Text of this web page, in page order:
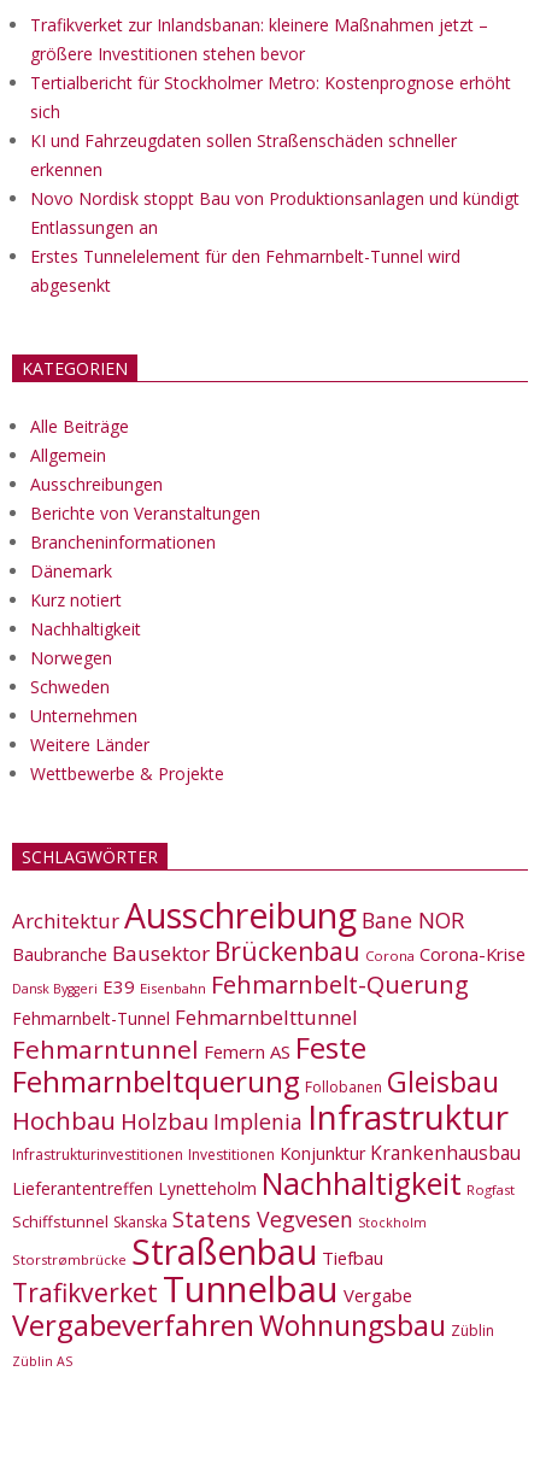
Trafikverket zur Inlandsbanan: kleinere Maßnahmen jetzt –
größere Investitionen stehen bevor
Tertialbericht für Stockholmer Metro: Kostenprognose erhöht
sich
KI und Fahrzeugdaten sollen Straßenschäden schneller
erkennen
Novo Nordisk stoppt Bau von Produktionsanlagen und kündigt
Entlassungen an
Erstes Tunnelelement für den Fehmarnbelt-Tunnel wird
abgesenkt
KATEGORIEN
Alle Beiträge
Allgemein
Ausschreibungen
Berichte von Veranstaltungen
Brancheninformationen
Dänemark
Kurz notiert
Nachhaltigkeit
Norwegen
Schweden
Unternehmen
Weitere Länder
Wettbewerbe & Projekte
SCHLAGWÖRTER
ArchitekturAusschreibung Bane NOR
Baubranche Bausektor Brückenbau Corona Corona-Krise
Dansk Byggeri E39 Eisenbahn Fehmarnbelt-Querung
Fehmarnbelt-Tunnel Fehmarnbelttunnel
Fehmarntunnel Femern AS Feste
Fehmarnbeltquerung Follobanen Gleisbau
Hochbau Holzbau Implenia Infrastruktur
Infrastrukturinvestitionen Investitionen Konjunktur Krankenhausbau
Lieferantentreffen Lynetteholm Nachhaltigkeit Rogfast
Schiffstunnel Skanska Statens Vegvesen Stockholm
Storstrømbrücke Straßenbau Tiefbau
Trafikverket Tunnelbau Vergabe
VergabeverfahrenWohnungsbau Züblin
Züblin AS